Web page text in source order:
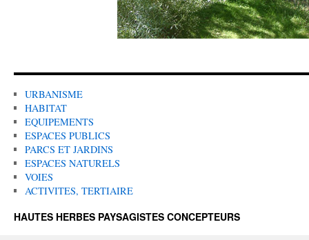
URBANISME
HABITAT
EQUIPEMENTS
ESPACES PUBLICS
PARCS ET JARDINS
ESPACES NATURELS
VOIES
ACTIVITES, TERTIAIRE
HAUTES HERBES PAYSAGISTES CONCEPTEURS